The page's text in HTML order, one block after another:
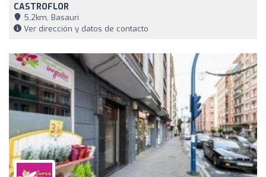
CASTROFLOR
5,2km, Basauri
Ver dirección y datos de contacto